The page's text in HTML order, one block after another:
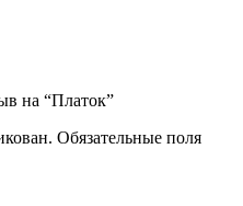
на “Платок”
Обязательные поля